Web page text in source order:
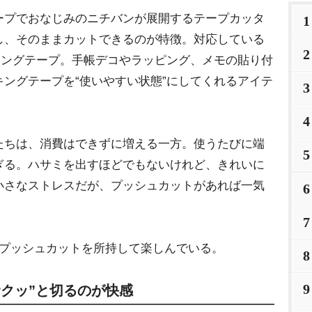
でおなじみのニチバンが展開するテープカッタ
そのままカットできるのが特徴。対応している
グテープ。手帳デコやラッピング、メモの貼り付
グテープを“使いやすい状態”にしてくれるアイテ
は、消費はできずに増える一方。使うたびに端
。ハサミを出すほどでもないけれど、きれいに
なストレスだが、プッシュカットがあれば一気
シュカットを所持して楽しんでいる。
ッ”と切るのが快感
1
2
3
4
5
6
7
8
9